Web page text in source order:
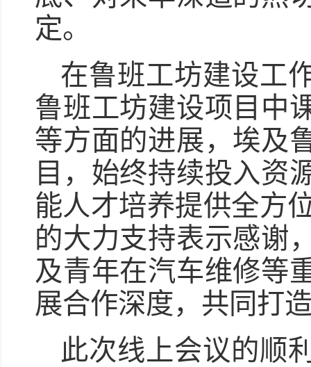
定。
在鲁班工坊建设工
鲁班工坊建设项目中
等方面的进展，埃及
目，始终持续投入资
能人才培养提供全方
的大力支持表示感谢
及青年在汽车维修等
展合作深度，共同打
此次线上会议的顺